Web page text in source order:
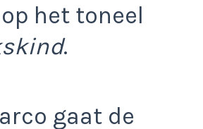
het toneel
.
gaat de